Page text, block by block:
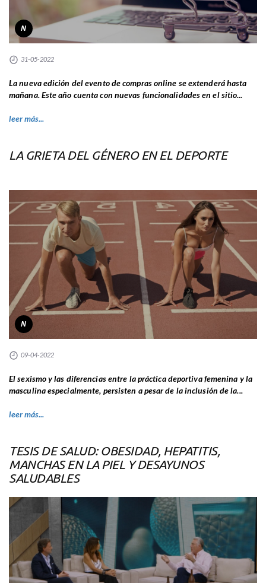
N
31-05-2022
La nueva edición del evento de compras online se extenderá hasta
mañana. Este año cuenta con nuevas funcionalidades en el sitio...
leer más...
LA GRIETA DEL GÉNERO EN EL DEPORTE
N
09-04-2022
El sexismo y las diferencias entre la práctica deportiva femenina y la
masculina especialmente, persisten a pesar de la inclusión de la...
leer más...
TESIS DE SALUD: OBESIDAD, HEPATITIS,
MANCHAS EN LA PIEL Y DESAYUNOS
SALUDABLES